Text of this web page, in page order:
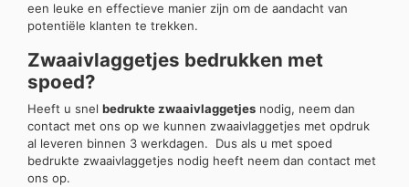
een leuke en effectieve manier zijn om de aandacht van
potentiële klanten te trekken.
Zwaaivlaggetjes bedrukken met
spoed?
Heeft u snel bedrukte zwaaivlaggetjes nodig, neem dan
contact met ons op we kunnen zwaaivlaggetjes met opdruk
al leveren binnen 3 werkdagen. Dus als u met spoed
bedrukte zwaaivlaggetjes nodig heeft neem dan contact met
ons op.